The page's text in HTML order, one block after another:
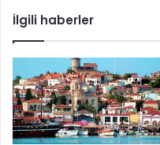
İlgili haberler